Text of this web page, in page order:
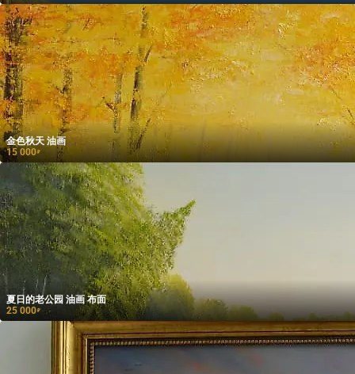
金色秋天 油画
15 000₽
夏日的老公园 油画 布面
25 000₽